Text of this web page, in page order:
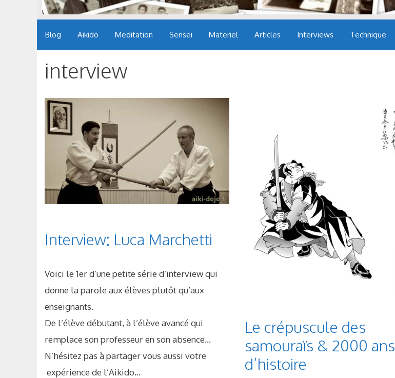
Blog Aikido Meditation Sensei Materiel Articles Interviews Technique
interview
Interview: Luca Marchetti
Voici le 1er d’une petite série d’interview qui
donne la parole aux élèves plutôt qu’aux
enseignants.
De l’élève débutant, à l’élève avancé qui
remplace son professeur en son absence…
N’hésitez pas à partager vous aussi votre
expérience de l’Aikido…
Le crépuscule des
samouraïs & 2000 ans
d’histoire